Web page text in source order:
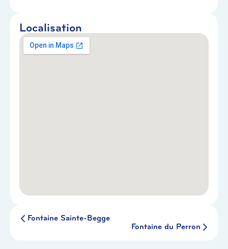
Localisation
Fontaine Sainte-Begge
Fontaine du Perron